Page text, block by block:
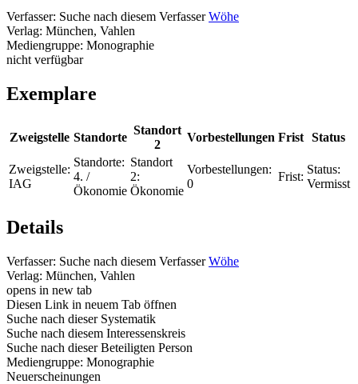
Verfasser: Suche nach diesem Verfasser Wöhe
Verlag: München, Vahlen
Mediengruppe: Monographie
nicht verfügbar
Exemplare
Zweigstelle Standorte
Standort
2
Vorbestellungen Frist Status
Zweigstelle:
IAG
Standorte:
4. /
Ökonomie
Standort
2:
Ökonomie
Vorbestellungen:
0
Frist:
Status:
Vermisst
Details
Verfasser: Suche nach diesem Verfasser Wöhe
Verlag: München, Vahlen
opens in new tab
Diesen Link in neuem Tab öffnen
Suche nach dieser Systematik
Suche nach diesem Interessenskreis
Suche nach dieser Beteiligten Person
Mediengruppe: Monographie
Neuerscheinungen